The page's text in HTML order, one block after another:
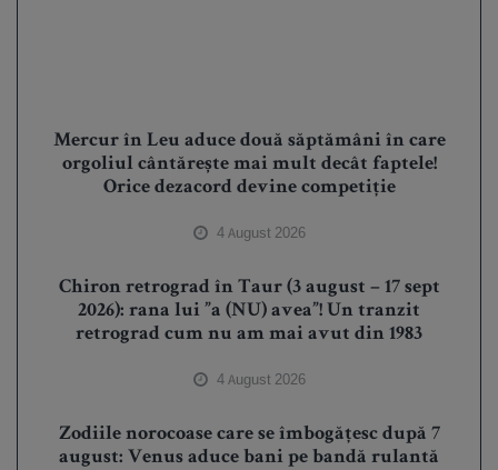
Mercur în Leu aduce două săptămâni în care
orgoliul cântărește mai mult decât faptele!
Orice dezacord devine competiție
4 August 2026
Chiron retrograd în Taur (3 august – 17 sept
2026): rana lui ”a (NU) avea”! Un tranzit
retrograd cum nu am mai avut din 1983
4 August 2026
Zodiile norocoase care se îmbogățesc după 7
august: Venus aduce bani pe bandă rulantă